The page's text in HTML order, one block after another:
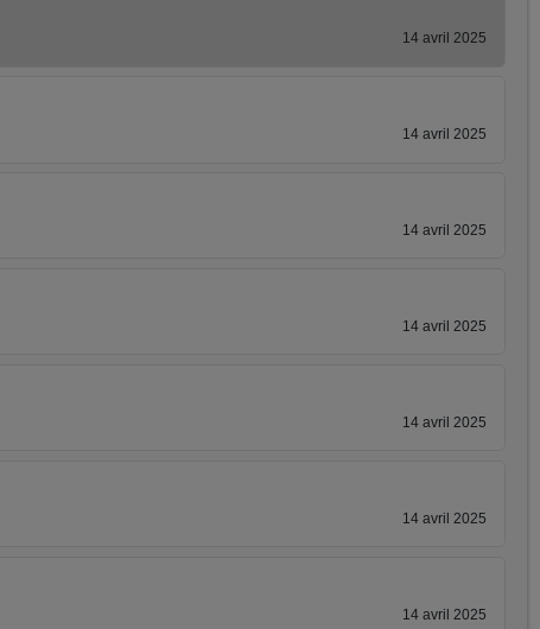
14 avril 2025
14 avril 2025
14 avril 2025
14 avril 2025
14 avril 2025
14 avril 2025
14 avril 2025